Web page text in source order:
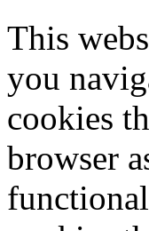
This
you
cookies
browser